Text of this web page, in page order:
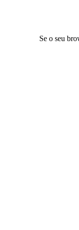
Se o seu